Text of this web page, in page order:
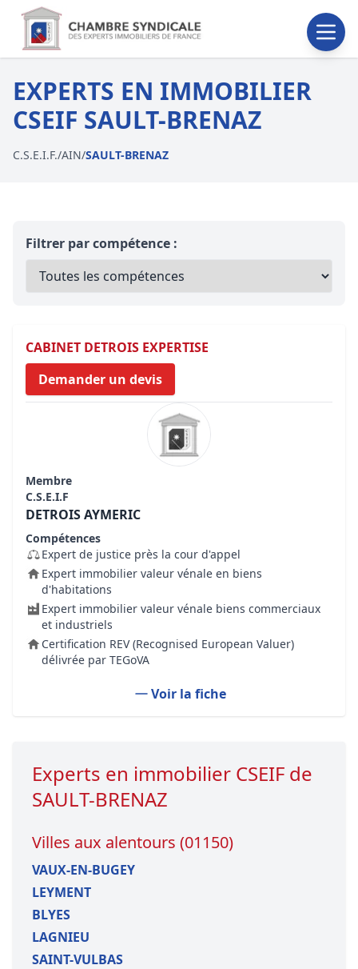
EXPERTS EN IMMOBILIER
CSEIF SAULT-BRENAZ
C.S.E.I.F./AIN/SAULT-BRENAZ
Filtrer par compétence :
CABINET DETROIS EXPERTISE
Demander un devis
Membre
C.S.E.I.F
DETROIS AYMERIC
Compétences
Expert de justice près la cour d'appel
Expert immobilier valeur vénale en biens
d'habitations
Expert immobilier valeur vénale biens commerciaux
et industriels
Certification REV (Recognised European Valuer)
délivrée par TEGoVA
Voir la fiche
Experts en immobilier CSEIF de
SAULT-BRENAZ
Villes aux alentours (01150)
VAUX-EN-BUGEY
LEYMENT
BLYES
LAGNIEU
SAINT-VULBAS